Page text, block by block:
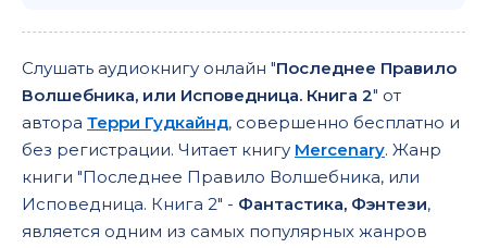
Слушать аудиокнигу онлайн "Последнее Правило
Волшебника, или Исповедница. Книга 2" от
автора Терри Гудкайнд, совершенно бесплатно и
без регистрации. Читает книгу Mercenary. Жанр
книги "Последнее Правило Волшебника, или
Исповедница. Книга 2" - Фантастика, Фэнтези,
является одним из самых популярных жанров